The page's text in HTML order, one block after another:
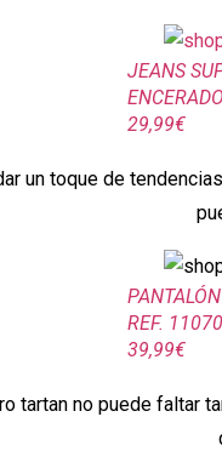
JEANS
29,99€
un toque de
REF.
39,99€
tartan no puede faltar